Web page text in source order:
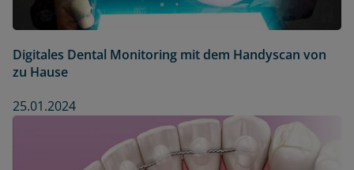
Digitales Dental Monitoring mit dem Handyscan von
zu Hause
25.01.2024